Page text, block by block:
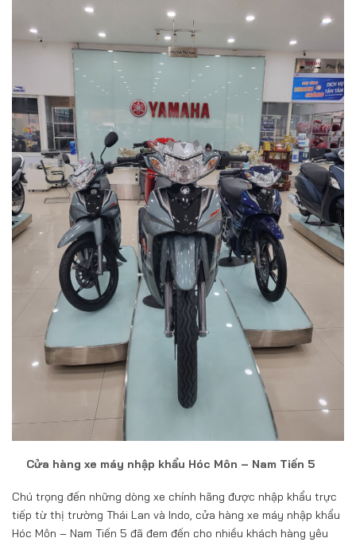
Cửa hàng xe máy nhập khẩu Hóc Môn – Nam Tiến 5
Chú trọng đến những dòng xe chính hãng được nhập khẩu trực
tiếp từ thị trường Thái Lan và Indo, cửa hàng xe máy nhập khẩu
Hóc Môn – Nam Tiến 5 đã đem đến cho nhiều khách hàng yêu